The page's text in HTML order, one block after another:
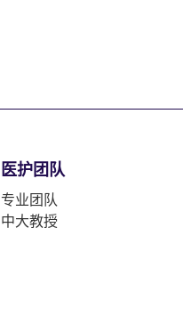
医护团队
专业团队
中大教授